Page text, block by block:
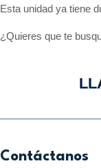
Esta unidad ya tiene
¿Quieres que te
Contáctanos